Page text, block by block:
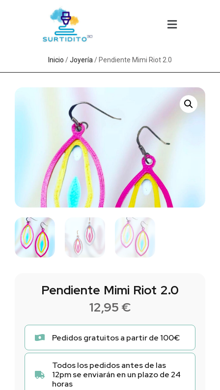
Inicio /Joyería / Pendiente Mimi Riot 2.0
Pendiente Mimi Riot 2.0
12,95 €
Pedidos gratuitos a partir de 100€
Todos los pedidos antes de las
12pm se enviarán en un plazo de 24
horas